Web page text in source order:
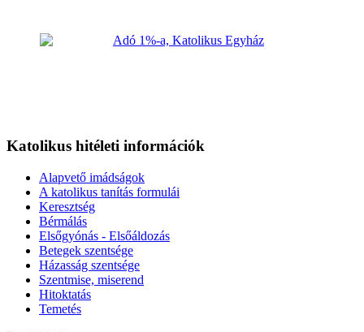
Katolikus hitéleti információk
Alapvető imádságok
A katolikus tanítás formulái
Keresztség
Bérmálás
Elsőgyónás - Elsőáldozás
Betegek szentsége
Házasság szentsége
Szentmise, miserend
Hitoktatás
Temetés